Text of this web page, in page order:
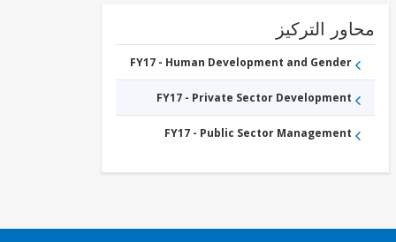
التركيز
FY17 - Human Development and Gender
FY17 - Private Sector Development
FY17 - Public Sector Management